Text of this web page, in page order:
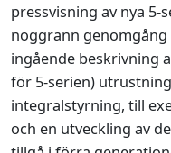
pressvisning av nya
noggrann genomgång
ingående beskrivning
för 5-serien)
integralstyrning, till
och en utveckling av